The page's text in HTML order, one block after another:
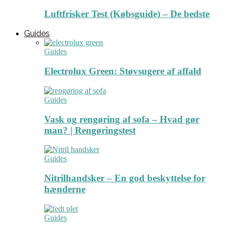
Luftfrisker Test (Købsguide) – De bedste
Guides
Guides
Electrolux Green: Støvsugere af affald
Guides
Vask og rengøring af sofa – Hvad gør
man? | Rengøringstest
Guides
Nitrilhandsker – En god beskyttelse for
hænderne
Guides